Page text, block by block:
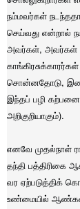
நம்மவர்கள்
செய்வது என்றால்
அவர்கள், அவர்கள்
சொன்னதோடு,
இந்தப் பழி
அறிகுறியாகும்).
எனவே முதல்நாள்
தந்தி பத்திரிகை
வர ஏற்படுத்திக்
உண்மையில் ஆண்கள்